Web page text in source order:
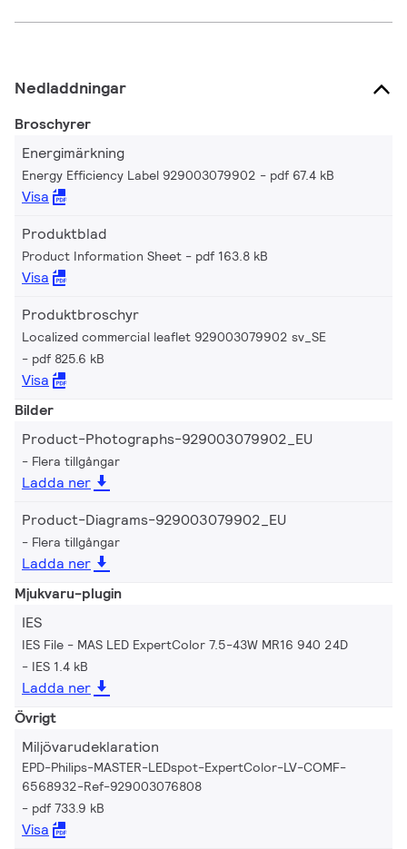
Nedladdningar
Broschyrer
Energimärkning
Energy Efficiency Label 929003079902 pdf 67.4 kB
Visa
Produktblad
Product Information Sheet pdf 163.8 kB
Visa
Produktbroschyr
Localized commercial leaflet 929003079902 sv_SE
pdf 825.6 kB
Visa
Bilder
Product-Photographs-929003079902_EU
Flera tillgångar
Ladda ner
Product-Diagrams-929003079902_EU
Flera tillgångar
Ladda ner
Mjukvaru-plugin
IES
IES File - MAS LED ExpertColor 7.5-43W MR16 940 24D
IES 1.4 kB
Ladda ner
Övrigt
Miljövarudeklaration
EPD-Philips-MASTER-LEDspot-ExpertColor-LV-COMF-
6568932-Ref-929003076808
pdf 733.9 kB
Visa